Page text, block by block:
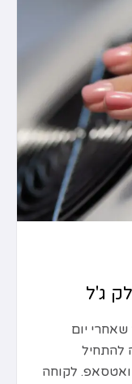
ג'ל
יום
להתחיל
לקוחה